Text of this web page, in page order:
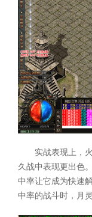
实战表现上，
久战中表现更出色
中率让它成为快速
中率的战斗时，月